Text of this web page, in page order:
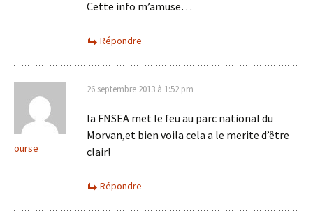
Cette info m’amuse…
Répondre
ourse
26 septembre 2013 à 1:52 pm
la FNSEA met le feu au parc national du
Morvan,et bien voila cela a le merite d’être
clair!
Répondre